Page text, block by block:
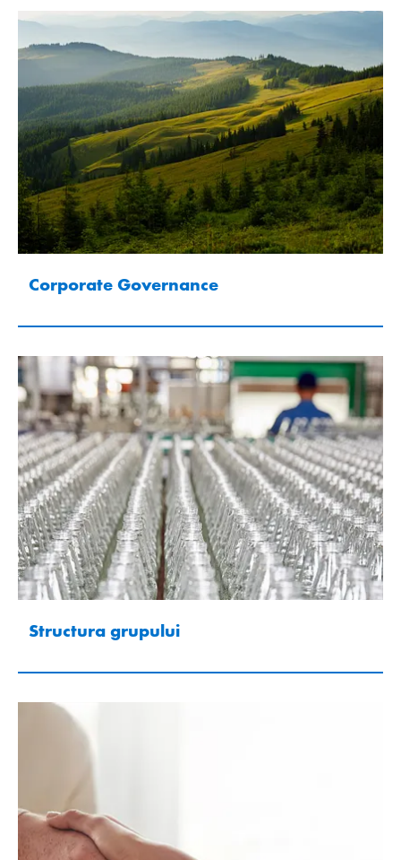
Corporate Governance
Structura grupului